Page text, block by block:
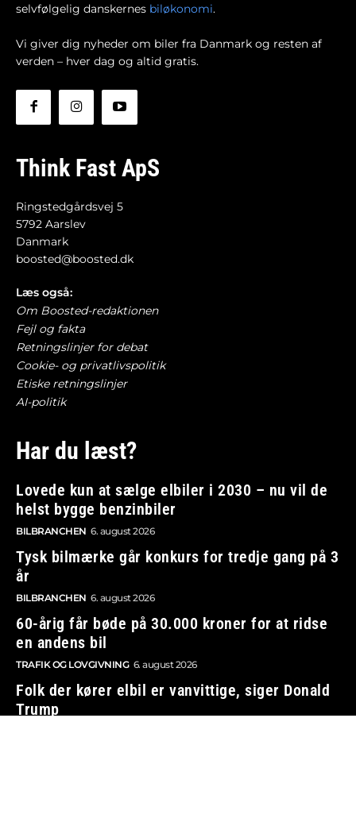
selvfølgelig danskernes biløkonomi.
Vi giver dig nyheder om biler fra Danmark og resten af
verden – hver dag og altid gratis.
Think Fast ApS
Ringstedgårdsvej 5
5792 Aarslev
Danmark
boosted@boosted.dk
Læs også:
Om Boosted-redaktionen
Fejl og fakta
Retningslinjer for debat
Cookie- og privatlivspolitik
Etiske retningslinjer
AI-politik
Har du læst?
Lovede kun at sælge elbiler i 2030 – nu vil de
helst bygge benzinbiler
BILBRANCHEN 6. august 2026
Tysk bilmærke går konkurs for tredje gang på 3
år
BILBRANCHEN 6. august 2026
60-årig får bøde på 30.000 kroner for at ridse
en andens bil
TRAFIK OG LOVGIVNING 6. august 2026
Folk der kører elbil er vanvittige, siger Donald
Trump